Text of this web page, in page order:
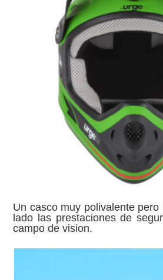
Un casco muy polivalente
lado las prestaciones de
campo de vision.